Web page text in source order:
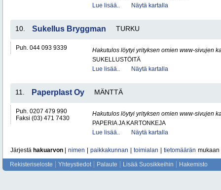
Lue lisää..
Näytä kartalla
10. Sukellus Bryggman TURKU
Puh. 044 093 9339
Hakutulos löytyi yrityksen omien www-sivujen
SUKELLUSTÖITÄ
Lue lisää..
Näytä kartalla
11. Paperplast Oy MÄNTTÄ
Puh. 0207 479 990
Faksi (03) 471 7430
Hakutulos löytyi yrityksen omien www-sivujen
PAPERIA JA KARTONKEJA
Lue lisää..
Näytä kartalla
Järjestä hakuarvon nimen paikkakunnan toimialan tietomäärän mukaan
Rekisteriseloste Yhteystiedot Palaute Lisää Suosikkeihin Hakemisto